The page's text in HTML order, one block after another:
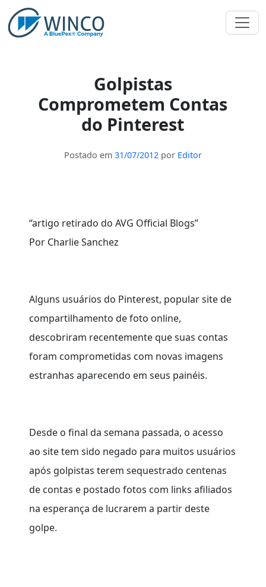
Pular
para
Golpistas
Comprometem Contas
do Pinterest
Postado em 31/07/2012 por Editor
“artigo retirado do AVG Official Blogs”
Por Charlie Sanchez
Alguns usuários do Pinterest, popular site de
compartilhamento de foto online,
descobriram recentemente que suas contas
foram comprometidas com novas imagens
estranhas aparecendo em seus painéis.
Desde o final da semana passada, o acesso
ao site tem sido negado para muitos usuários
após golpistas terem sequestrado centenas
de contas e postado fotos com links afiliados
na esperança de lucrarem a partir deste
golpe.